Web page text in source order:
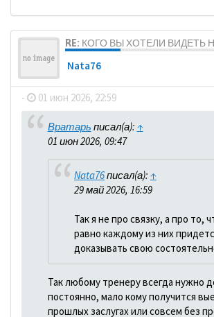
RE: КОГО ВЫ ХОТЕЛИ ВИДЕТЬ
Nata76
- 01 июн 2026, 22:59
Вратарь писал(а): ↑
01 июн 2026, 09:47
Nata76писал(а): ↑
29 май 2026, 16:59
Так я не про связку, а про то,
равно каждому из них
доказывать свою
Так любому тренеру всегда нужно
постоянно, мало кому получится
прошлых заслугах или совсем без